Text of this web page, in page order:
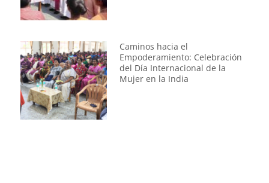
Caminos hacia el
Empoderamiento: Celebración
del Día Internacional de la
Mujer en la India